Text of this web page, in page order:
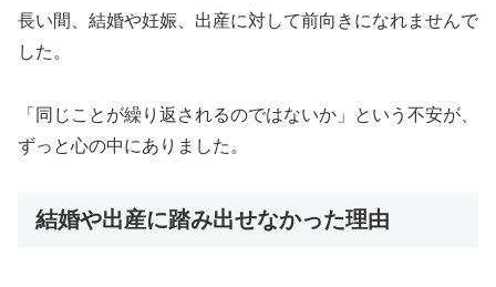
長い間、結婚や妊娠、出産に対して前向きになれませんで
した。
「同じことが繰り返されるのではないか」という不安が、
ずっと心の中にありました。
結婚や出産に踏み出せなかった理由